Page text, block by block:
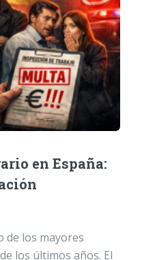
en España:
de los mayores
los últimos años. El